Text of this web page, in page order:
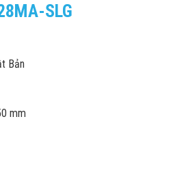
SLG
Bản
mm